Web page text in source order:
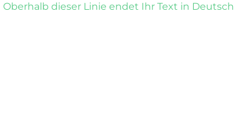
Oberhalb dieser Linie endet Ihr Text in Deutsch